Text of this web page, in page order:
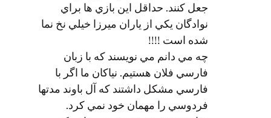
جعل كنند. حداقل اين بازي ها براي
نوادگان يكي از ياران ميرزا خيلي نخ نما
شده است !!!!
چه مي دانم مي نويسند كه با زبان
فارسي فلان هستيم. نياكان ما اگر با
فارسي مشكل داشتند كه آل باوند مدتها
فردوسي را مهمان خود نمي كرد.